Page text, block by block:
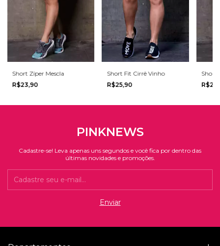
Short Zíper Mescla
R$23,90
Short Fit Cirrê Vinho
R$25,90
Short
PINKNEWS
Cadastre-se! Leva apenas uns segundos e você fica por dentro das
últimas novidades e promoções.